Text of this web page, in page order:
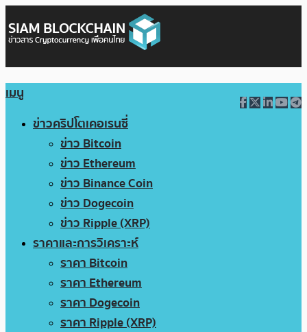
เมนู
ข่าวคริปโตเคอเรนซี่
ข่าว Bitcoin
ข่าว Ethereum
ข่าว Binance Coin
ข่าว Dogecoin
ข่าว Ripple (XRP)
ราคาและการวิเคราะห์
ราคา Bitcoin
ราคา Ethereum
ราคา Dogecoin
ราคา Ripple (XRP)